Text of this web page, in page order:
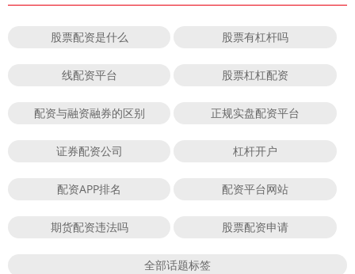
股票配资是什么 股票有杠杆吗
线配资平台 股票杠杠配资
配资与融资融券的区别 正规实盘配资平台
证券配资公司 杠杆开户
配资APP排名 配资平台网站
期货配资违法吗 股票配资申请
全部话题标签